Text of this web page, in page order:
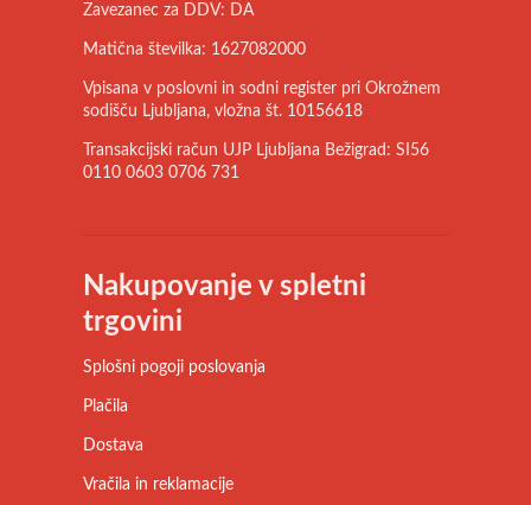
Zavezanec za DDV: DA
Matična številka: 1627082000
Vpisana v poslovni in sodni register pri Okrožnem
sodišču Ljubljana, vložna št. 10156618
Transakcijski račun UJP Ljubljana Bežigrad: SI56
0110 0603 0706 731
Nakupovanje v spletni
trgovini
Splošni pogoji poslovanja
Plačila
Dostava
Vračila in reklamacije